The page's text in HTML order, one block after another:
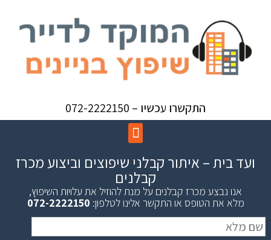
התקשרו עכשיו – 072-2222150
ועד בית – איתור קבלני שיפוצים וביצוע מכרז
קבלנים
אנו נבצע מכרז קבלנים על מנת להוזיל את עלויות השיפוץ,
מלא את הטופס או התקשר אלינו לטלפון: 072-2222150